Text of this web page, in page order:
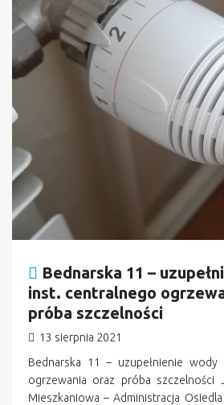
Bednarska 11 –
inst. centralnego
próba szczelności
13 sierpnia 2021
Bednarska 11 – uzupełnienie
ogrzewania oraz próba szczelności
Mieszkaniowa – Administracja